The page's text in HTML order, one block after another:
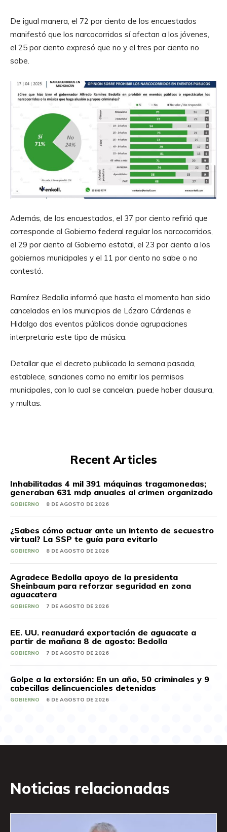
De igual manera, el 72 por ciento de los encuestados
manifestó que los narcocorridos sí afectan a los jóvenes,
el 25 por ciento expresó que no y el tres por ciento no
sabe.
Además, de los encuestados, el 37 por ciento refirió que
corresponde al Gobierno federal regular los narcocorridos,
el 29 por ciento al Gobierno estatal, el 23 por ciento a los
gobiernos municipales y el 11 por ciento no sabe o no
contestó.
Ramírez Bedolla informó que hasta el momento han sido
cancelados en los municipios de Lázaro Cárdenas e
Hidalgo dos eventos públicos donde agrupaciones
interpretaría este tipo de música.
Detallar que el decreto publicado la semana pasada,
establece, sanciones como no emitir los permisos
municipales, con lo cual se cancelan, puede haber clausura,
y multas.
Recent Articles
Inhabilitadas 4 mil 391 máquinas tragamonedas;
generaban 631 mdp anuales al crimen organizado
GOBIERNO 8 DE AGOSTO DE 2026
¿Sabes cómo actuar ante un intento de secuestro
virtual? La SSP te guía para evitarlo
GOBIERNO 8 DE AGOSTO DE 2026
Agradece Bedolla apoyo de la presidenta
Sheinbaum para reforzar seguridad en zona
aguacatera
GOBIERNO 7 DE AGOSTO DE 2026
EE. UU. reanudará exportación de aguacate a
partir de mañana 8 de agosto: Bedolla
GOBIERNO 7 DE AGOSTO DE 2026
Golpe a la extorsión: En un año, 50 criminales y 9
cabecillas delincuenciales detenidas
GOBIERNO 6 DE AGOSTO DE 2026
Noticias relacionadas